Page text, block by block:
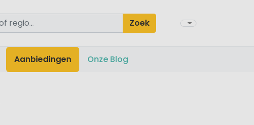
Zoek
Aanbiedingen Onze Blog